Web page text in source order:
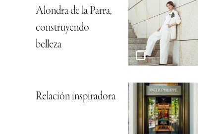
Alondra de la Parra,
construyendo
belleza
Relación inspiradora